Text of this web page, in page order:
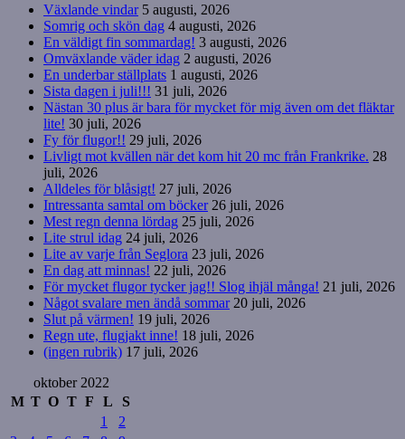
Växlande vindar 5 augusti, 2026
Somrig och skön dag 4 augusti, 2026
En väldigt fin sommardag! 3 augusti, 2026
Omväxlande väder idag 2 augusti, 2026
En underbar ställplats 1 augusti, 2026
Sista dagen i juli!!! 31 juli, 2026
Nästan 30 plus är bara för mycket för mig även om det fläktar
lite! 30 juli, 2026
Fy för flugor!! 29 juli, 2026
Livligt mot kvällen när det kom hit 20 mc från Frankrike. 28
juli, 2026
Alldeles för blåsigt! 27 juli, 2026
Intressanta samtal om böcker 26 juli, 2026
Mest regn denna lördag 25 juli, 2026
Lite strul idag 24 juli, 2026
Lite av varje från Seglora 23 juli, 2026
En dag att minnas! 22 juli, 2026
För mycket flugor tycker jag!! Slog ihjäl många! 21 juli, 2026
Något svalare men ändå sommar 20 juli, 2026
Slut på värmen! 19 juli, 2026
Regn ute, flugjakt inne! 18 juli, 2026
(ingen rubrik) 17 juli, 2026
oktober 2022
M T O T F L
S
1
2